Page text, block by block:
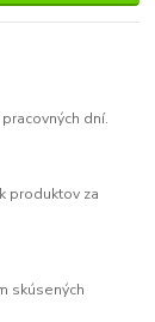
dní.
produktov za
skúsených